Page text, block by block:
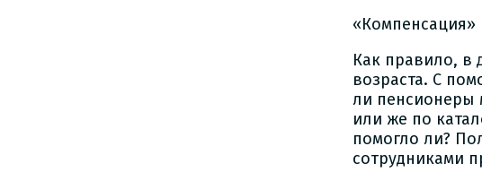
«Компенсация»
Как правило, в
возраста. С
ли пенсионеры
или же по
помогло ли?
сотрудниками